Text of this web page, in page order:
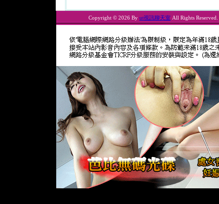
Copyright © 2026 By ut視訊聊天室 All Rights Reserved.